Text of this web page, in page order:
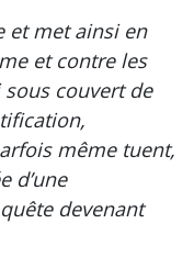
et met ainsi en
et contre les
couvert de
même tuent,
d’une
devenant